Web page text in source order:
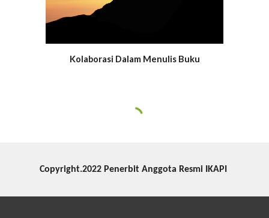
Kolaborasi Dalam Menulis Buku
Copyright.2022 Penerbit Anggota Resmi IKAPI